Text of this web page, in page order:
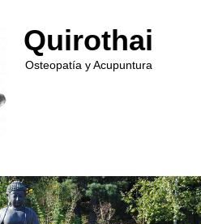
Quirothai
Osteopatía y Acupuntura